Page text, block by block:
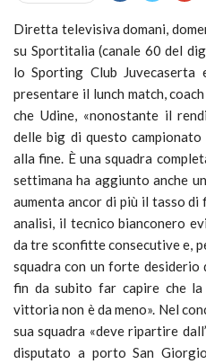
Diretta televisiva domani,
su Sportitalia (canale 60 del
lo Sporting Club Juvecaserta
presentare il lunch match,
che Udine, «nonostante il
delle big di questo
alla fine. È una squadra
settimana ha aggiunto anche
aumenta ancor di più il tasso di
analisi, il tecnico bianconero
da tre sconfitte consecutive e,
squadra con un forte
fin da subito far capire che
vittoria non è da meno». Nel
sua squadra «deve ripartire
disputato a porto San